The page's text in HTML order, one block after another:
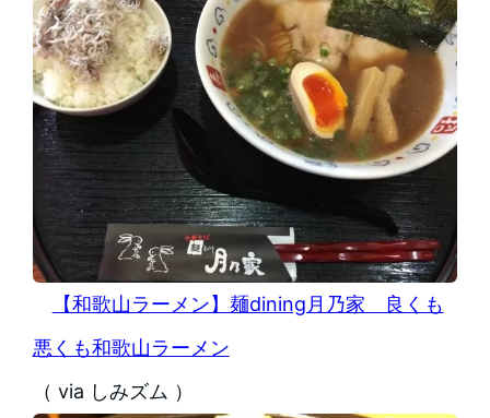
【和歌山ラーメン】麺dining月乃家 良くも
悪くも和歌山ラーメン
（ via しみズム ）